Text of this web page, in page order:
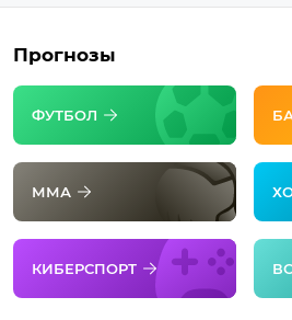
Прогнозы
ФУТБОЛ
ММА
КИБЕРСПОРТ